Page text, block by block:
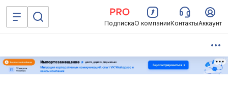
ПодпискаО компанииКонтактыАккаунт